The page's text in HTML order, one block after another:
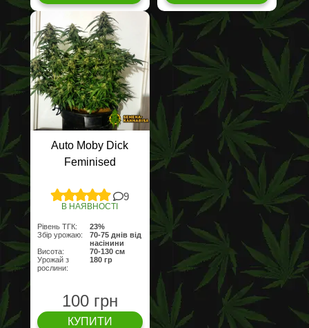
Auto Moby Dick
Feminised
9
В НАЯВНОСТІ
Рівень ТГК:
23%
Збір урожаю:
70-75 днів від
насінини
Висота:
70-130 см
Урожай з
рослини:
180 гр
100 грн
КУПИТИ